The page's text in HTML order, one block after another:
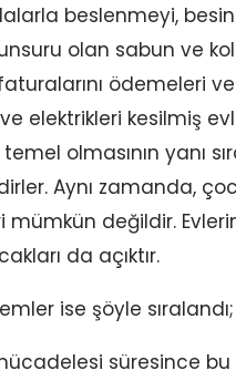
beslenmeyi,
olan sabun ve
ödemeleri ve
elektrikleri kesilmiş
olmasının yanı
Aynı zamanda,
değildir.
da açıktır.
ise şöyle sıralandı;
süresince bu